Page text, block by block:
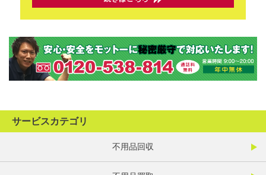
サービスカテゴリ
不用品回収